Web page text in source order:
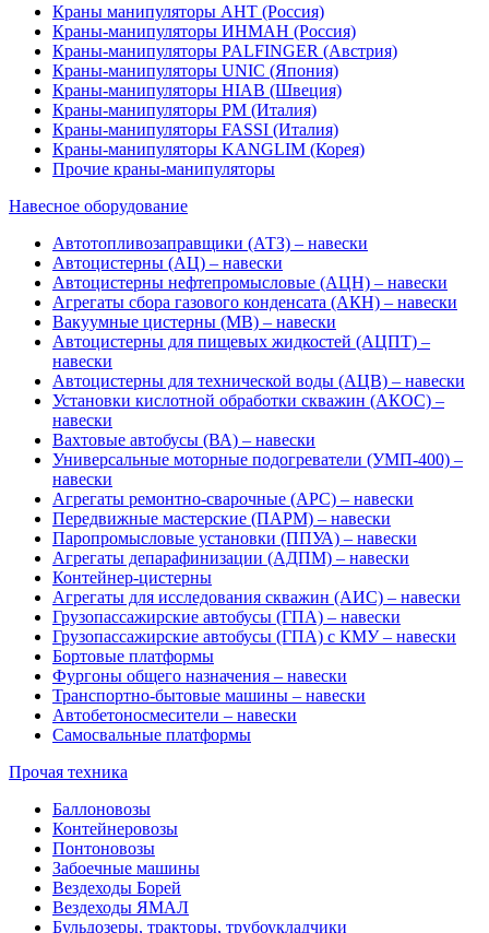
Краны манипуляторы АНТ (Россия)
Краны-манипуляторы ИНМАН (Россия)
Краны-манипуляторы PALFINGER (Австрия)
Краны-манипуляторы UNIC (Япония)
Краны-манипуляторы HIAB (Швеция)
Краны-манипуляторы PM (Италия)
Краны-манипуляторы FASSI (Италия)
Краны-манипуляторы KANGLIM (Корея)
Прочие краны-манипуляторы
Навесное оборудование
Автотопливозаправщики (АТЗ) – навески
Автоцистерны (АЦ) – навески
Автоцистерны нефтепромысловые (АЦН) – навески
Агрегаты сбора газового конденсата (АКН) – навески
Вакуумные цистерны (МВ) – навески
Автоцистерны для пищевых жидкостей (АЦПТ) –
навески
Автоцистерны для технической воды (АЦВ) – навески
Установки кислотной обработки скважин (АКОС) –
навески
Вахтовые автобусы (ВА) – навески
Универсальные моторные подогреватели (УМП-400) –
навески
Агрегаты ремонтно-сварочные (АРС) – навески
Передвижные мастерские (ПАРМ) – навески
Паропромысловые установки (ППУА) – навески
Агрегаты депарафинизации (АДПМ) – навески
Контейнер-цистерны
Агрегаты для исследования скважин (АИС) – навески
Грузопассажирские автобусы (ГПА) – навески
Грузопассажирские автобусы (ГПА) с КМУ – навески
Бортовые платформы
Фургоны общего назначения – навески
Транспортно-бытовые машины – навески
Автобетоносмесители – навески
Самосвальные платформы
Прочая техника
Баллоновозы
Контейнеровозы
Понтоновозы
Забоечные машины
Вездеходы Борей
Вездеходы ЯМАЛ
Бульдозеры, тракторы, трубоукладчики